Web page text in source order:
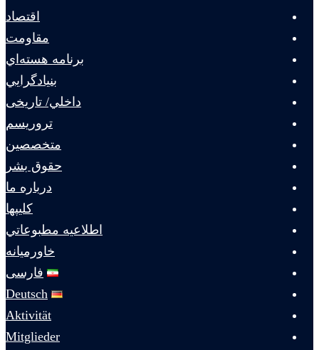
اقتصاد
مقاومت
برنامه هسته‌اي
بنيادگرايي
داخلي/ تاریخی
تروريسم
متخصصين
حقوق بشر
درباره ما
كليپها
اطلاعيه مطبوعاتي
خاورميانه
فارسی
Deutsch
Aktivität
Mitglieder